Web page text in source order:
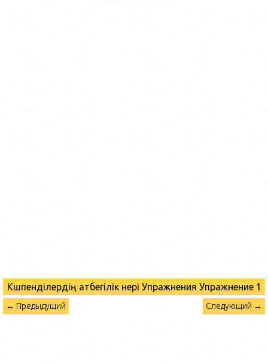
Көшпенділердің атбегілік өнері Упражнения Упражнение 1
← Предыдущий Следующий →